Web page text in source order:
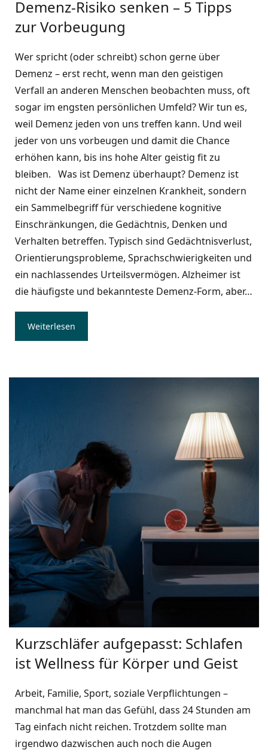
Demenz-Risiko senken – 5 Tipps
zur Vorbeugung
Wer spricht (oder schreibt) schon gerne über
Demenz – erst recht, wenn man den geistigen
Verfall an anderen Menschen beobachten muss, oft
sogar im engsten persönlichen Umfeld? Wir tun es,
weil Demenz jeden von uns treffen kann. Und weil
jeder von uns vorbeugen und damit die Chance
erhöhen kann, bis ins hohe Alter geistig fit zu
bleiben. Was ist Demenz überhaupt? Demenz ist
nicht der Name einer einzelnen Krankheit, sondern
ein Sammelbegriff für verschiedene kognitive
Einschränkungen, die Gedächtnis, Denken und
Verhalten betreffen. Typisch sind Gedächtnisverlust,
Orientierungsprobleme, Sprachschwierigkeiten und
ein nachlassendes Urteilsvermögen. Alzheimer ist
die häufigste und bekannteste Demenz-Form, aber…
Weiterlesen
Kurzschläfer aufgepasst: Schlafen
ist Wellness für Körper und Geist
Arbeit, Familie, Sport, soziale Verpflichtungen –
manchmal hat man das Gefühl, dass 24 Stunden am
Tag einfach nicht reichen. Trotzdem sollte man
irgendwo dazwischen auch noch die Augen